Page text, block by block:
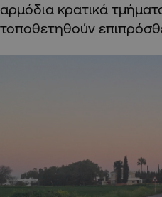
αρμόδια κρατικά
τοποθετηθούν